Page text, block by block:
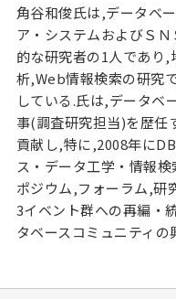
角谷和俊氏は,データベ
ア・システムおよびＳ
的な研究者の1人であり
析,Web情報検索の研究
している.氏は,データベ
事(調査研究担当)を歴任
貢献し,特に,2008年に
ス・データ工学・情報
ポジウム,フォーラム,研
3イベント群への再編・
タベースコミュニティ